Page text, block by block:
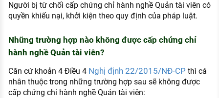
Người bị từ chối cấp chứng chỉ hành nghề Quản tài viên có
quyền khiếu nại, khởi kiện theo quy định của pháp luật.
Những trường hợp nào không được cấp chứng chỉ
hành nghề Quản tài viên?
Căn cứ khoản 4 Điều 4 Nghị định 22/2015/NĐ-CP thì cá
nhân thuộc trong những trường hợp sau sẽ không được
cấp chứng chỉ hành nghề Quản tài viên: